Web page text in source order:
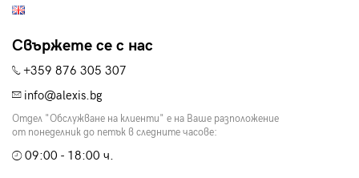
Свържете се с нас
+359 876 305 307
info@alexis.bg
Отдел "Обслужване на клиенти" е на Ваше разположение
от понеделник до петък в следните часове:
09:00 - 18:00 ч.